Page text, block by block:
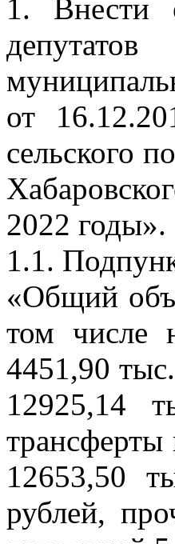
1. Внести
от
сельского
2022 годы».
1.1.
«Общий
том числе
4451,90
12925,14
12653,50
рублей,